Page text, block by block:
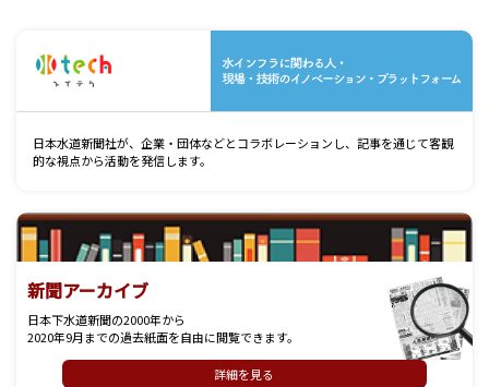
日本水道新聞社が、企業・団体などとコラボレーションし、記事を通じて客観
的な視点から活動を発信します。
新聞アーカイブ
日本下水道新聞の2000年から
2020年9月までの過去紙面を自由に閲覧できます。
詳細を見る